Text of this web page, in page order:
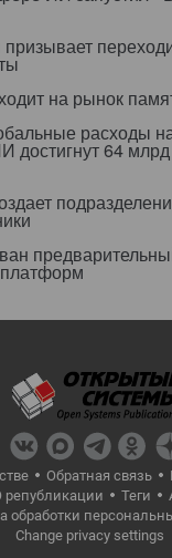
на рынок
расходы
достигнут 64
Обратная связь
републикации Теги
обработки
Change privacy settings